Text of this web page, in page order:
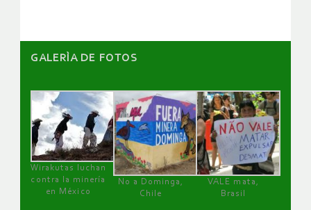
GALERÌA DE FOTOS
Wirakutas luchan
contra la minería
en México
No a Dominga,
Chile
VALE mata,
Brasil